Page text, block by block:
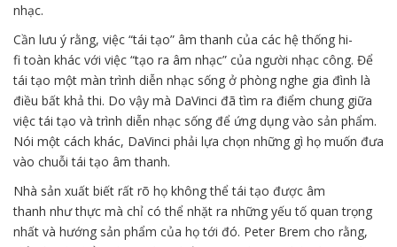
nhạc.
Cần lưu ý rằng, việc “tái tạo” âm thanh của các hệ thống hi-
fi toàn khác với việc “tạo ra âm nhạc” của người nhạc công. Để
tái tạo một màn trình diễn nhạc sống ở phòng nghe gia đình là
điều bất khả thi. Do vậy mà DaVinci đã tìm ra điểm chung giữa
việc tái tạo và trình diễn nhạc sống để ứng dụng vào sản phẩm.
Nói một cách khác, DaVinci phải lựa chọn những gì họ muốn đưa
vào chuỗi tái tạo âm thanh.
Nhà sản xuất biết rất rõ họ không thể tái tạo được âm
thanh như thực mà chỉ có thể nhặt ra những yếu tố quan trọng
nhất và hướng sản phẩm của họ tới đó. Peter Brem cho rằng,